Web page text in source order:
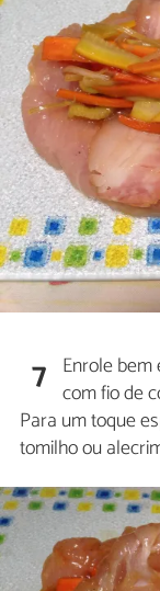
7 Enrole
com fio de
Para um toque
tomilho ou